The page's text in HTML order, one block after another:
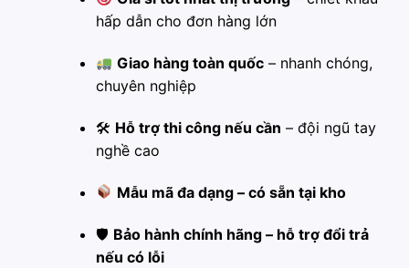
hấp dẫn cho đơn hàng lớn
Giao hàng toàn quốc– nhanh chóng,
chuyên nghiệp
🛠 Hỗ trợ thi công nếu cần – đội ngũ tay
nghề cao
Mẫu mã đa dạng – có sẵn tại kho
🛡 Bảo hành chính hãng – hỗ trợ đổi trả
nếu có lỗi